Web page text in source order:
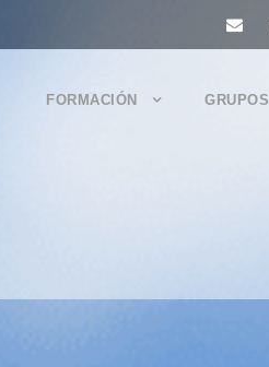
FORMACIÓN GRUPOS